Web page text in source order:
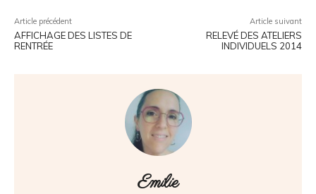
Article précédent
AFFICHAGE DES LISTES DE
RENTRÉE
Article suivant
RELEVÉ DES ATELIERS
INDIVIDUELS 2014
Emilie